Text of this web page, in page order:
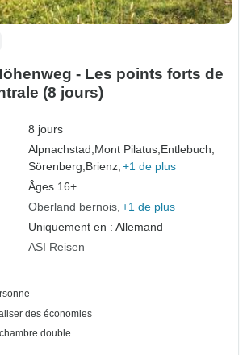
- Les points forts de
(8 jours)
8 jours
Alpnachstad, Mont Pilatus, Entlebuch,
Sörenberg, Brienz, +1 de plus
Âges 16+
Oberland bernois +1 de plus
Uniquement en : Allemand
ASI Reisen
des économies
double